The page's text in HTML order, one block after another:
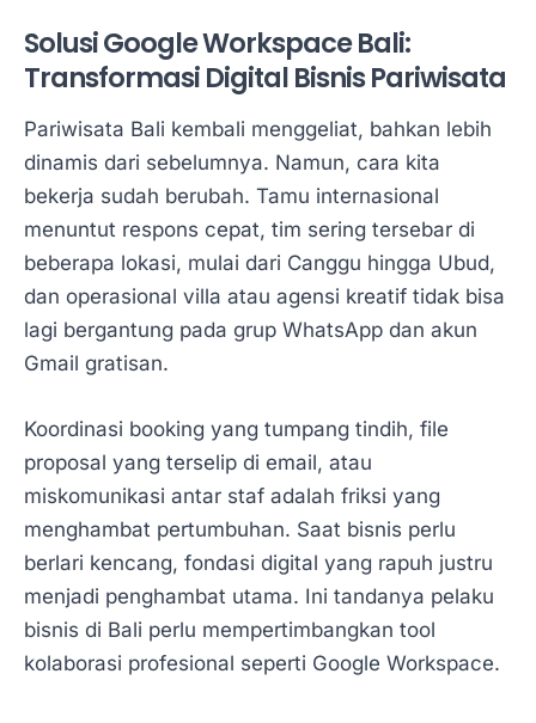
Solusi Google Workspace Bali:
Transformasi Digital Bisnis Pariwisata
Pariwisata Bali kembali menggeliat, bahkan lebih
dinamis dari sebelumnya. Namun, cara kita
bekerja sudah berubah. Tamu internasional
menuntut respons cepat, tim sering tersebar di
beberapa lokasi, mulai dari Canggu hingga Ubud,
dan operasional villa atau agensi kreatif tidak bisa
lagi bergantung pada grup WhatsApp dan akun
Gmail gratisan.
Koordinasi booking yang tumpang tindih, file
proposal yang terselip di email, atau
miskomunikasi antar staf adalah friksi yang
menghambat pertumbuhan. Saat bisnis perlu
berlari kencang, fondasi digital yang rapuh justru
menjadi penghambat utama. Ini tandanya pelaku
bisnis di Bali perlu mempertimbangkan tool
kolaborasi profesional seperti Google Workspace.